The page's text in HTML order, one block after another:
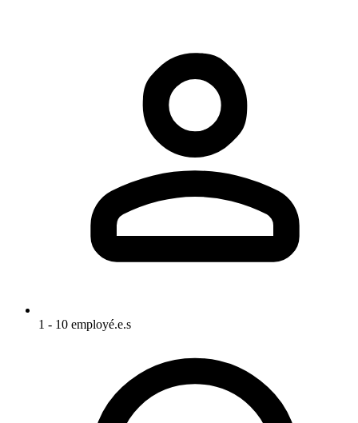
1 - 10 employé.e.s